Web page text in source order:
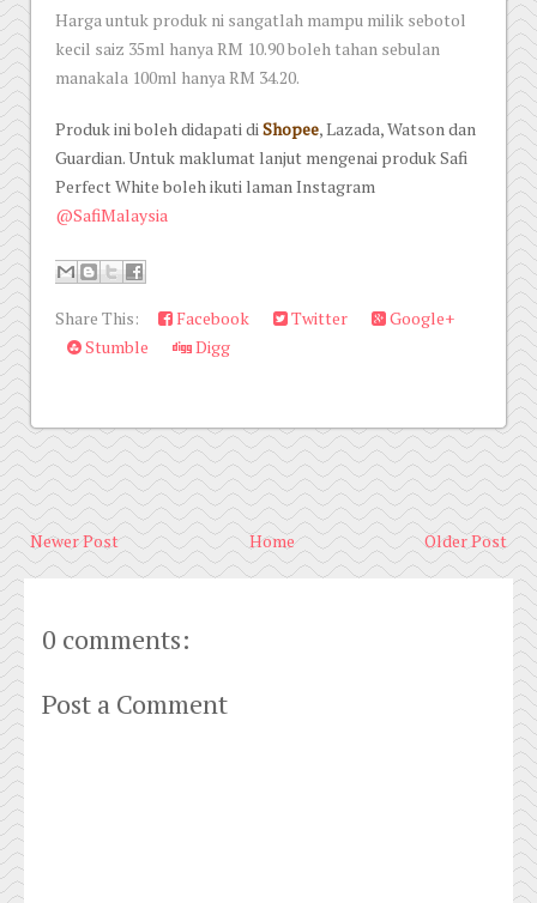
Harga untuk produk ni sangatlah mampu milik sebotol
kecil saiz 35ml hanya RM 10.90 boleh tahan sebulan
manakala 100ml hanya RM 34.20.
Produk ini boleh didapati di Shopee, Lazada, Watson dan
Guardian. Untuk maklumat lanjut mengenai produk Safi
Perfect White boleh ikuti laman Instagram
@SafiMalaysia
Share This: Facebook Twitter
Google+
Stumble
Digg
Newer Post Older Post
Home
0 comments:
Post a Comment